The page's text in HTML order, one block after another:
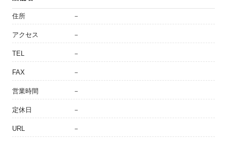
住所 －
アクセス －
TEL －
FAX －
営業時間 －
定休日 －
URL －